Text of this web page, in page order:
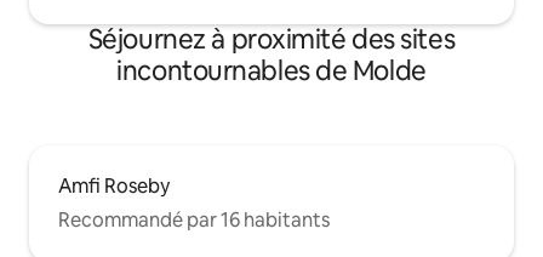
Séjournez à proximité des sites
incontournables de Molde
Amfi Roseby
Recommandé par 16 habitants